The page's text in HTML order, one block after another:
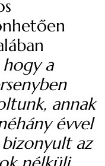
a
annak
évvel
az